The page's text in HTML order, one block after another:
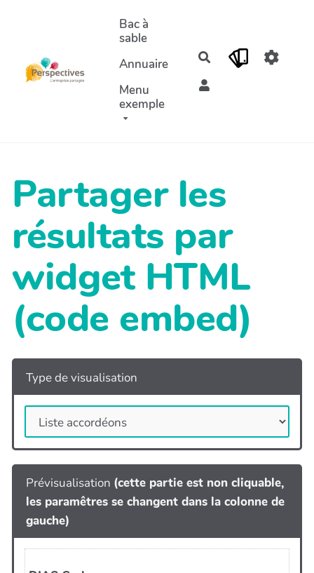
Aller au contenu principal
Bac à
sable
Annuaire
Menu
exemple
Rechercher
Partager les
résultats par
widget HTML
(code embed)
Type de visualisation
Prévisualisation (cette partie est non cliquable,
les paramêtres se changent dans la colonne de
gauche)